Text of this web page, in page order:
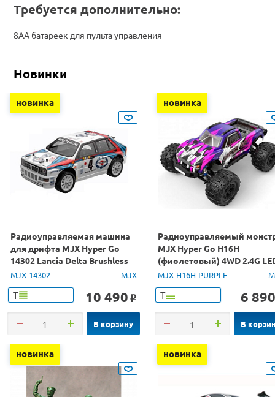
Требуется дополнительно:
8АА батареек для пульта управления
Новинки
новинка
Радиоуправляемая машина
для дрифта MJX Hyper Go
14302 Lancia Delta Brushless
4WD 2.4G LED 1/14 RTR
MJX-14302 MJX
Т 10 490 o
В корзину
новинка
Радиоуправляемый
MJX Hyper Go H16H
(фиолетовый) 4WD 2.4G
GPS 1/16 RTR
MJX-H16H-PURPLE
Т 6 890
В
новинка новинка